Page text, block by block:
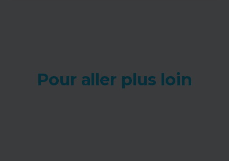
Pour aller plus loin